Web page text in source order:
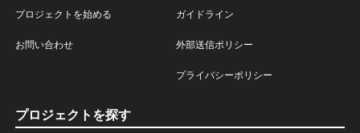
プロジェクトを始める
お問い合わせ
ガイドライン
外部送信ポリシー
プライバシーポリシー
プロジェクトを探す